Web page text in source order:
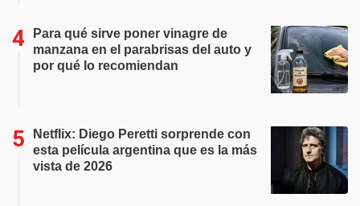
Para qué sirve poner vinagre de
manzana en el parabrisas del auto y
por qué lo recomiendan
Netflix: Diego Peretti sorprende con
esta película argentina que es la más
vista de 2026